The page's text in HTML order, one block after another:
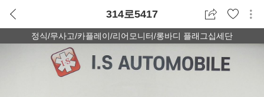
314로5417
정식/무사고/카플레이/리어모니터/롱바디 플래그십세단